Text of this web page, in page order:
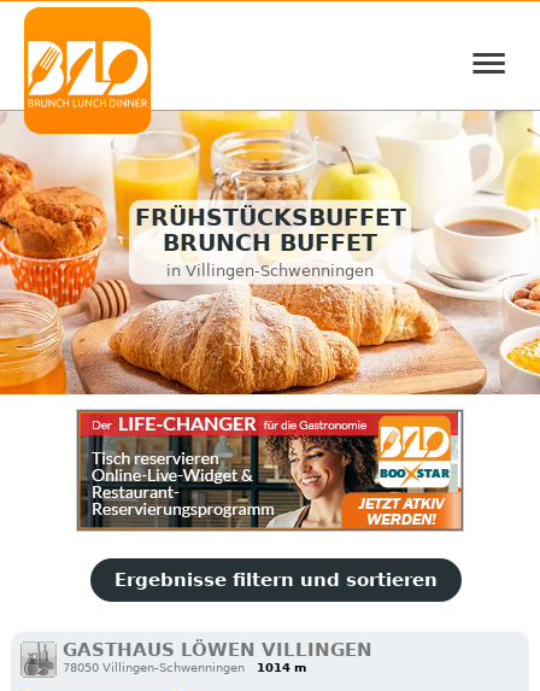
≡
FRÜHSTÜCKSBUFFET
BRUNCH BUFFET
in Villingen-Schwenningen
Ergebnisse filtern und sortieren
GASTHAUS LÖWEN VILLINGEN
78050 Villingen-Schwenningen 1014 m